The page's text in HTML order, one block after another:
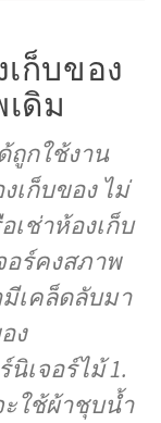
ก็บของ
ดิม
ถูกใช้งาน
เก็บของ ไม่
เช่าห้องเก็บ
อร์คงสภาพ
มีเคล็ดลับมา
ง
นิเจอร์ไม้ 1.
ะใช้ผ้าชุบน้ำ